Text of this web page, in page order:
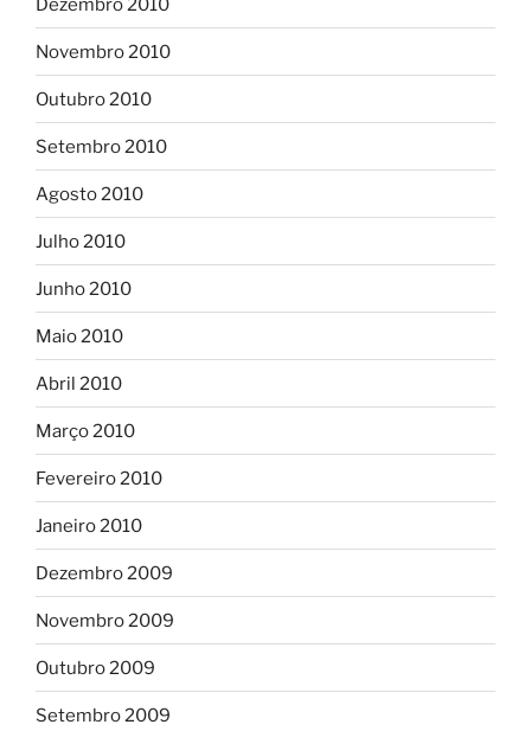
Dezembro 2010
Novembro 2010
Outubro 2010
Setembro 2010
Agosto 2010
Julho 2010
Junho 2010
Maio 2010
Abril 2010
Março 2010
Fevereiro 2010
Janeiro 2010
Dezembro 2009
Novembro 2009
Outubro 2009
Setembro 2009